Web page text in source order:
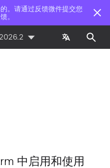
。请通过反馈微件提交您
。
中启用和使用